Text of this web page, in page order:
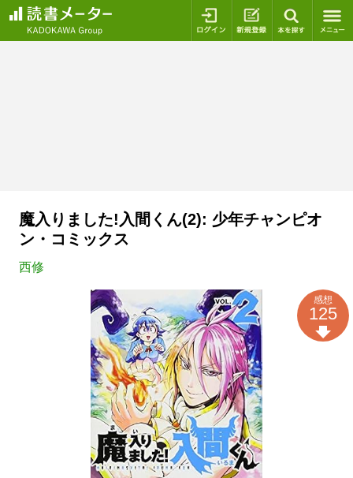
ログイン 新規登録
魔入りました!入間くん(2): 少年チャンピオ
ン・コミックス
西修
感想
125